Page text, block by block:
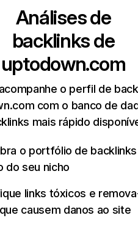
Análises de
backlinks de
uptodown.com
o perfil de
com o banco de
mais rápido
o portfólio de
do seu nicho
links tóxicos e
causem danos ao site